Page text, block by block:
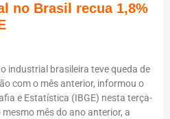
no Brasil recua 1,8%
industrial brasileira teve queda de
com o mês anterior, informou o
e Estatística (IBGE) nesta terça-
mês do ano anterior, a